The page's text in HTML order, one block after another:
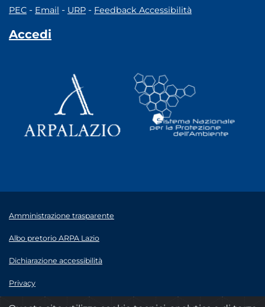
PEC - Email - URP - Feedback Accessibilità
Accedi
Amministrazione trasparente
Albo pretorio ARPA Lazio
Dichiarazione accessibilità
Privacy